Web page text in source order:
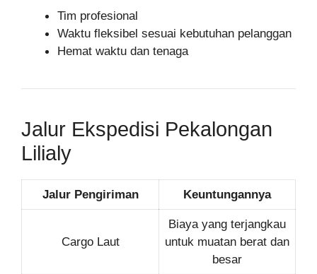
Tim profesional
Waktu fleksibel sesuai kebutuhan pelanggan
Hemat waktu dan tenaga
Jalur Ekspedisi Pekalongan
Lilialy
Jalur Pengiriman Keuntungannya
Cargo Laut
Biaya yang terjangkau
untuk muatan berat dan
besar